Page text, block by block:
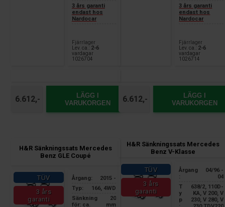
3 års garanti
endast hos
Nardocar
Fjärrlager
Lev. ca.: 2-6
vardagar
1026704
6.612,-
LÄGG I
VARUKORGEN
3 års garanti
endast hos
Nardocar
Fjärrlager
Lev. ca.: 2-6
vardagar
1026714
6.612,-
LÄGG I
VARUKORGEN
H&R Sänkningssats Mercedes
Benz GLE Coupé
TÜV
3 års
garanti
Årgang:
2015 -
Typ:
166, 4WD
Sänkning
för: ca.
20
mm
H&R Sänkningssats Mercedes
Benz V-Klasse
TÜV
3 års
garanti
Årgang
:
04/96 -
04
T
y
p
638/2, 110D-
KA, V 200, V
230, V 280, V